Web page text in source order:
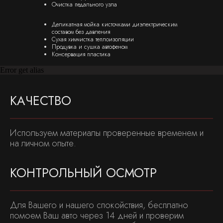
Очистка педального узла
Деликатная мойка кисточками диэлектрическим
составом без давления
Сухая химчистка теплоизоляции
Продувка и сушка автофеном
Консервация пластика
Error get alias
КАЧЕСТВО
Используем материалы проверенные временем и
на личном опыте.
КОНТРОЛЬНЫЙ ОСМОТР
Для Вашего и нашего спокойствия, бесплатно
помоем Ваш авто через 14 дней и проверим
Керамика для авто
Антигравийная
пленка